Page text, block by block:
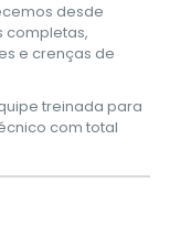
desde
completas,
e crenças de
treinada para
com total